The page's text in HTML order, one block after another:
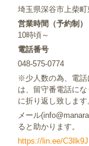
埼玉県深谷市上柴町
営業時間（予約制）
10時頃～
電話番号
048-575-0774
※少人数の為、電話
は、留守番電話に
に折り返し致します
メール
ると助かります。
https://lin.ee/